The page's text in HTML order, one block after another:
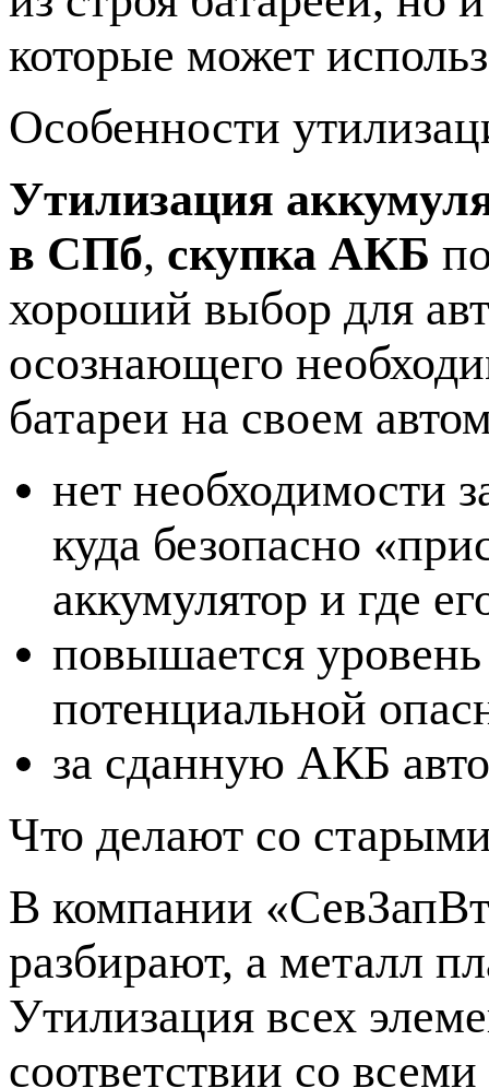
которые может
Особенности
Утилизация
в СПб, скупка АКБ
хороший выбор для
осознающего
батареи на своем
нет необходимости
куда безопасно
аккумулятор и где
повышается уровень
потенциальной
за сданную АКБ
Что делают со
В компании
разбирают, а металл
Утилизация всех
соответствии со